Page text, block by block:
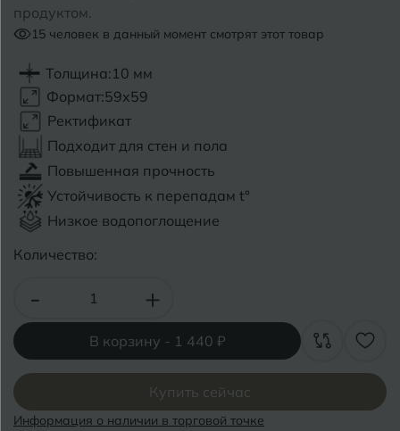
продуктом.
15 человек в данный момент смотрят этот товар
Толщина:10 мм
Формат:59x59
Ректификат
Подходит для стен и пола
Повышенная прочность
Устойчивость к перепадам t°
Низкое водопоглощение
Количество:
- +
В корзину - 1 440 ₽
Купить сейчас
Информация о наличии в торговой точке
Белгород
Брянск
Бугульма
Бугуруслан
В Великий Новгород
Владимир
Волгоград
Волгодонск
Вологда
С
Самара
Симферополь
Славянск-на-Кубани
Смоленск